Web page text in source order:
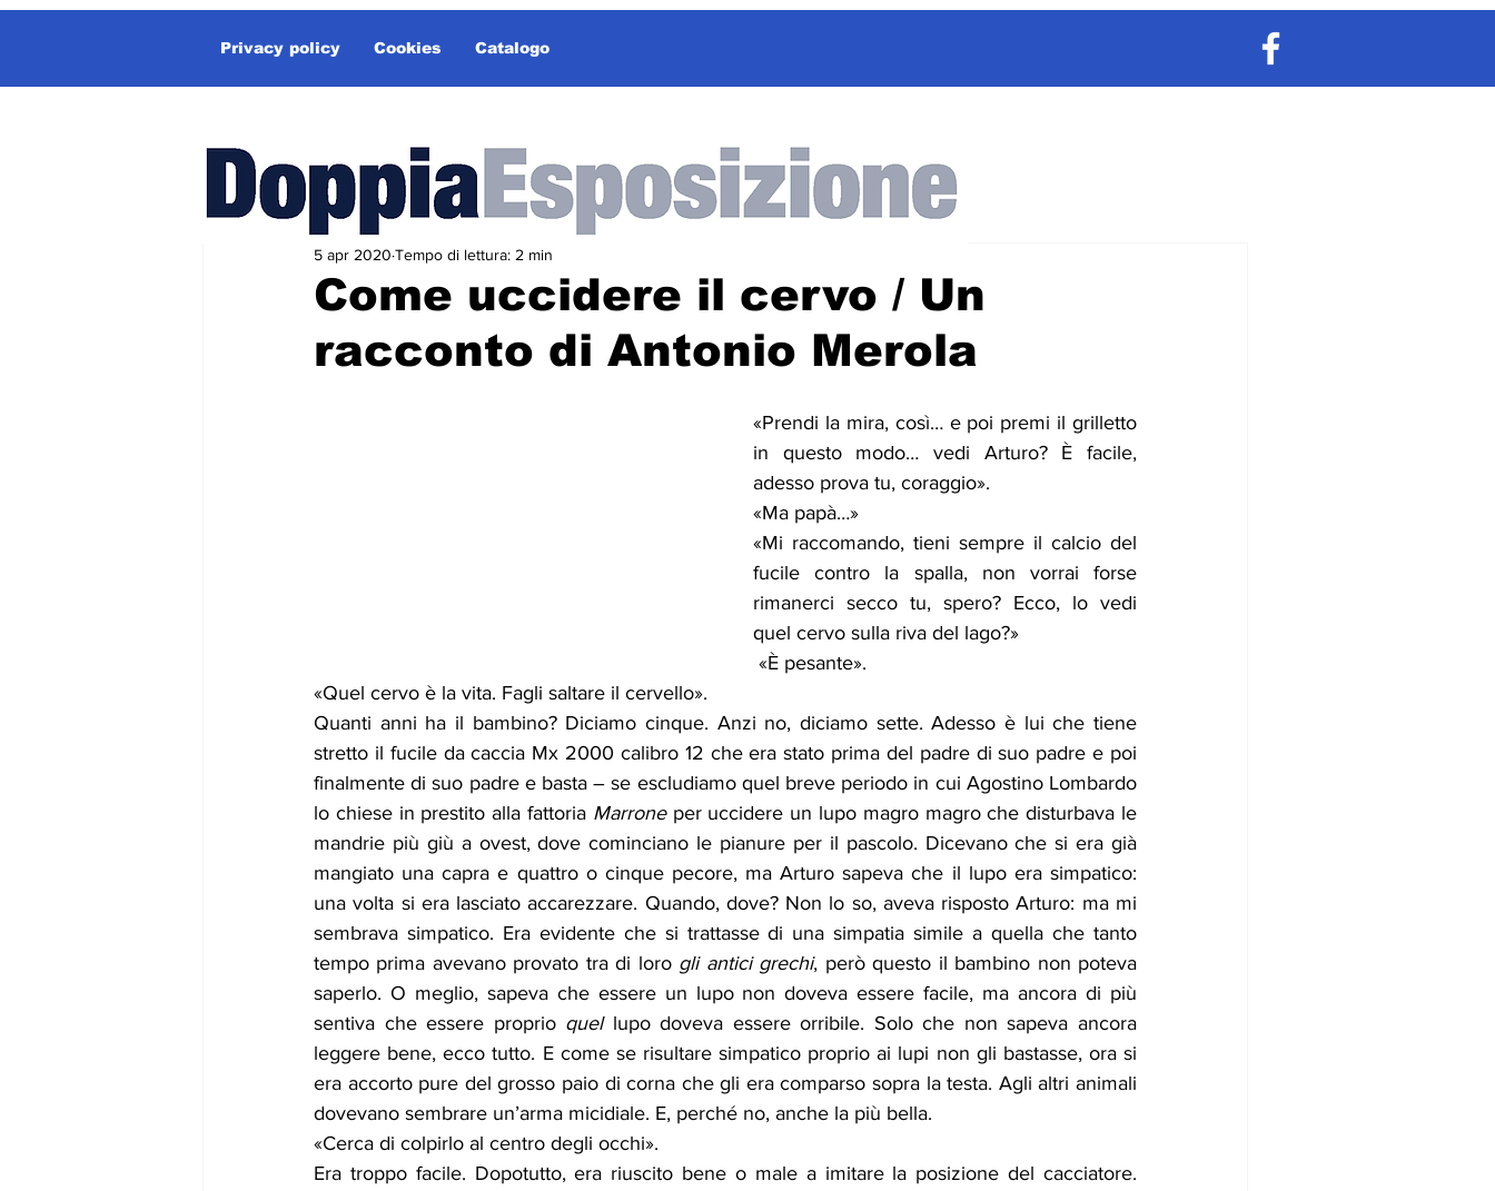
Privacy policy Cookies Catalogo
Come uccidere il cervo / Un
racconto di Antonio Merola
5 apr 2020 Tempo di lettura: 2 min
«Prendi la mira, così… e poi premi il grilletto
in questo modo… vedi Arturo? È facile,
adesso prova tu, coraggio».
«Ma papà…»
«Mi raccomando, tieni sempre il calcio del
fucile contro la spalla, non vorrai forse
rimanerci secco tu, spero? Ecco, lo vedi
quel cervo sulla riva del lago?»
«È pesante».
«Quel cervo è la vita. Fagli saltare il cervello».
Quanti anni ha il bambino? Diciamo cinque. Anzi no, diciamo sette. Adesso è lui che tiene
stretto il fucile da caccia Mx 2000 calibro 12 che era stato prima del padre di suo padre e poi
finalmente di suo padre e basta – se escludiamo quel breve periodo in cui Agostino Lombardo
lo chiese in prestito alla fattoria Marrone per uccidere un lupo magro magro che disturbava le
mandrie più giù a ovest, dove cominciano le pianure per il pascolo. Dicevano che si era già
mangiato una capra e quattro o cinque pecore, ma Arturo sapeva che il lupo era simpatico:
una volta si era lasciato accarezzare. Quando, dove? Non lo so, aveva risposto Arturo: ma mi
sembrava simpatico. Era evidente che si trattasse di una simpatia simile a quella che tanto
tempo prima avevano provato tra di loro gli antici grechi, però questo il bambino non poteva
saperlo. O meglio, sapeva che essere un lupo non doveva essere facile, ma ancora di più
sentiva che essere proprio quel lupo doveva essere orribile. Solo che non sapeva ancora
leggere bene, ecco tutto. E come se risultare simpatico proprio ai lupi non gli bastasse, ora si
era accorto pure del grosso paio di corna che gli era comparso sopra la testa. Agli altri animali
dovevano sembrare un’arma micidiale. E, perché no, anche la più bella.
«Cerca di colpirlo al centro degli occhi».
Era troppo facile. Dopotutto, era riuscito bene o male a imitare la posizione del cacciatore.